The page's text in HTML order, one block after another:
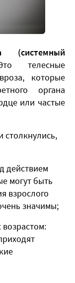
(системный
телесные
которые
органа
или частые
столкнулись,
действием
могут быть
взрослого
значимы;